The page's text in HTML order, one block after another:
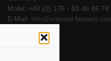
Mobil: +49 (0) 176 - 83 46 86 74
E-Mail: info@oriental-